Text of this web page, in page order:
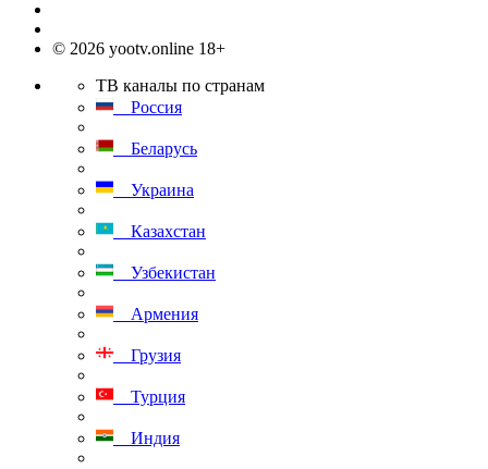
© 2026 yootv.online 18+
ТВ каналы по странам
Россия
Беларусь
Украина
Казахстан
Узбекистан
Армения
Грузия
Турция
Индия